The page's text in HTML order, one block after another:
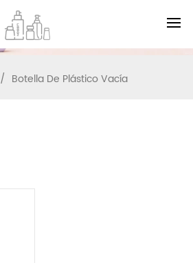
BUSCAR
/ Botella De Plástico Vacía